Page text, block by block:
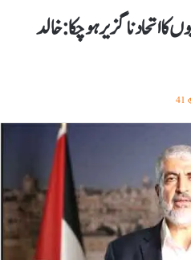
اتحاد ناگزیر ہوچکا: خالد
41